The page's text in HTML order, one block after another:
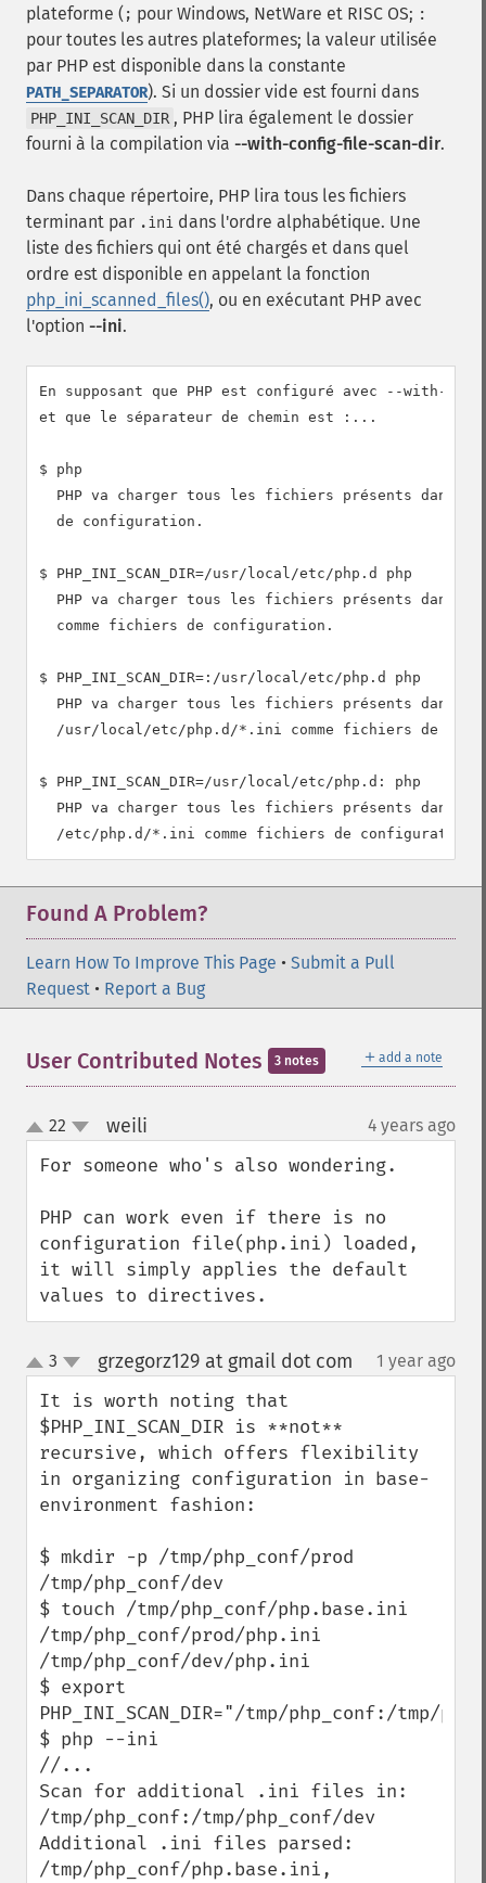
plateforme (; pour Windows, NetWare et RISC OS; :
pour toutes les autres plateformes; la valeur utilisée
par PHP est disponible dans la constante
PATH_SEPARATOR). Si un dossier vide est fourni dans
PHP_INI_SCAN_DIR , PHP lira également le dossier
fourni à la compilation via --with-config-file-scan-dir.
Dans chaque répertoire, PHP lira tous les fichiers
terminant par .ini dans l'ordre alphabétique. Une
liste des fichiers qui ont été chargés et dans quel
ordre est disponible en appelant la fonction
php_ini_scanned_files(), ou en exécutant PHP avec
l'option --ini.
En supposant que PHP est configuré avec --with-
et que le séparateur de chemin est :...
$ php
PHP va charger tous les fichiers présents dans /
  de configuration.
$ PHP_INI_SCAN_DIR=/usr/local/etc/php.d php
PHP va charger tous les fichiers présents dans
  comme fichiers de configuration.
$ PHP_INI_SCAN_DIR=:/usr/local/etc/php.d php
PHP va charger tous les fichiers présents dans /
/usr/local/etc/php.d/*.ini comme fichiers de
$ PHP_INI_SCAN_DIR=/usr/local/etc/php.d: php
PHP va charger tous les fichiers présents dans /
Found A Problem?
Learn How To Improve This Page • Submit a Pull
Request • Report a Bug
＋ add a note
User Contributed Notes 3 notes
up
down
22 weili 4 years ago
For someone who's also wondering.
PHP can work even if there is no
configuration file(php.ini) loaded,
it will simply applies the default
values to directives.
up
down
3 grzegorz129 at gmail dot com 1 year ago
It is worth noting that
$PHP_INI_SCAN_DIR is **not**
recursive, which offers flexibility
in organizing configuration in base-
environment fashion:
$ mkdir -p /tmp/php_conf/prod
/tmp/php_conf/dev
$ touch /tmp/php_conf/php.base.ini
/tmp/php_conf/prod/php.ini
/tmp/php_conf/dev/php.ini
$ export
PHP_INI_SCAN_DIR="/tmp/php_conf:/tmp/
$ php --ini
//...
Scan for additional .ini files in:
/tmp/php_conf:/tmp/php_conf/dev
Additional .ini files parsed:
/tmp/php_conf/php.base.ini,